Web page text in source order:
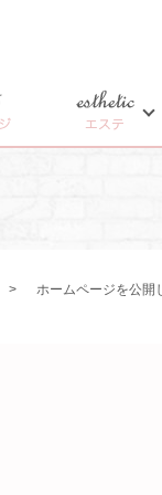
esthetic
ホームページを公開